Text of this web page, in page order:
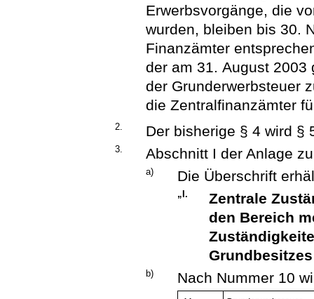
Erwerbsvorgänge, die
wurden, bleiben bis 30.
Finanzämter
der am 31. August 2003
der Grunderwerbsteuer
die Zentralfinanzämter
2. Der bisherige § 4 wird §
3. Abschnitt I der Anlage
a) Die Überschrift
„I.
Zentrale
den Bereich
b) Nach Nummer 10